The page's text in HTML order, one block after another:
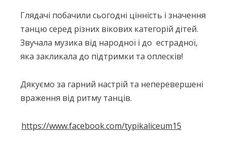
Глядачі побачили сьогодні цінність і значення
танцю серед різних вікових категорій дітей.
Звучала музика від народної і до естрадної,
яка закликала до підтримки та оплесків!
Дякуємо за гарний настрій та неперевершені
враження від ритму танців.
https://www.facebook.com/typikaliceum15